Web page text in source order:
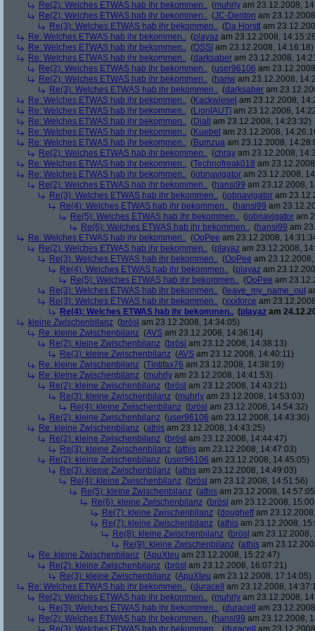
Re(2): Welches ETWAS hab ihr bekommen.. (muhrly am 23.12.2008,
Re(2): Welches ETWAS hab ihr bekommen.. (JC-Denton am
Re(3): Welches ETWAS hab ihr bekommen.. (Da Horstl am
Re: Welches ETWAS hab ihr bekommen.. (playaz am 23.12.2008,
Re: Welches ETWAS hab ihr bekommen.. (OSSI am 23.12.2008, 14:16:18)
Re: Welches ETWAS hab ihr bekommen.. (darksaber am 23.12.2008,
Re(2): Welches ETWAS hab ihr bekommen.. (user96106 am
Re(2): Welches ETWAS hab ihr bekommen.. (hariw am 23.12.2008,
Re(3): Welches ETWAS hab ihr bekommen.. (darksaber am
Re: Welches ETWAS hab ihr bekommen.. (Kackwiesel am 23.12.2008,
Re: Welches ETWAS hab ihr bekommen.. (Lion[AUT] am 23.12.2008,
Re: Welches ETWAS hab ihr bekommen.. (Diall
am 23.12.2008, 14:23:32)
Re: Welches ETWAS hab ihr bekommen.. (Kuebel am 23.12.2008,
Re: Welches ETWAS hab ihr bekommen.. (Bumzua am 23.12.2008,
Re(2): Welches ETWAS hab ihr bekommen.. (chray am 23.12.2008,
Re: Welches ETWAS hab ihr bekommen.. (Technofreak018 am
Re: Welches ETWAS hab ihr bekommen.. (jobnavigator am 23.12.2008,
Re(2): Welches ETWAS hab ihr bekommen.. (hansi99 am 23.12.2008,
Re(3): Welches ETWAS hab ihr bekommen.. (jobnavigator am
Re(4): Welches ETWAS hab ihr bekommen.. (hansi99 am
Re(5): Welches ETWAS hab ihr bekommen.. (jobnavigator am
Re(6): Welches ETWAS hab ihr bekommen.. (hansi99 am
Re: Welches ETWAS hab ihr bekommen.. (OoPee am 23.12.2008,
Re(2): Welches ETWAS hab ihr bekommen.. (playaz am 23.12.2008,
Re(3): Welches ETWAS hab ihr bekommen.. (OoPee am
Re(4): Welches ETWAS hab ihr bekommen.. (playaz am
Re(5): Welches ETWAS hab ihr bekommen.. (OoPee am
Re(3): Welches ETWAS hab ihr bekommen.. ( leave_my_name_out
Re(3): Welches ETWAS hab ihr bekommen.. (xxxforce am
Re(4): Welches ETWAS hab ihr bekommen.. (playaz am
kleine Zwischenbilanz (brösl am 23.12.2008, 14:34:05)
Re: kleine Zwischenbilanz (AVS am 23.12.2008, 14:36:14)
Re(2): kleine Zwischenbilanz (brösl am 23.12.2008, 14:38:13)
Re(3): kleine Zwischenbilanz (AVS am 23.12.2008, 14:40:11)
Re: kleine Zwischenbilanz (Tintifax76 am 23.12.2008, 14:38:19)
Re: kleine Zwischenbilanz (muhrly am 23.12.2008, 14:41:53)
Re(2): kleine Zwischenbilanz (brösl am 23.12.2008, 14:43:21)
Re(3): kleine Zwischenbilanz (muhrly am 23.12.2008, 14:53:03)
Re(4): kleine Zwischenbilanz (brösl am 23.12.2008, 14:54:32)
Re(2): kleine Zwischenbilanz (user96106 am 23.12.2008, 14:43:30)
Re: kleine Zwischenbilanz (athis am 23.12.2008, 14:43:25)
Re(2): kleine Zwischenbilanz (brösl am 23.12.2008, 14:44:47)
Re(3): kleine Zwischenbilanz (athis am 23.12.2008, 14:47:03)
Re(2): kleine Zwischenbilanz (user96106 am 23.12.2008, 14:45:05)
Re(3): kleine Zwischenbilanz (athis am 23.12.2008, 14:49:03)
Re(4): kleine Zwischenbilanz (brösl am 23.12.2008, 14:51:56)
Re(5): kleine Zwischenbilanz (athis am 23.12.2008,
Re(6): kleine Zwischenbilanz (brösl am 23.12.2008,
Re(7): kleine Zwischenbilanz (dougheffam
Re(7): kleine Zwischenbilanz (athis am 23.12.2008,
Re(8): kleine Zwischenbilanz (brösl am 23.12.2008,
Re(9): kleine Zwischenbilanz (athis am
Re: kleine Zwischenbilanz (ApuXteu am 23.12.2008, 15:22:47)
Re(2): kleine Zwischenbilanz (brösl am 23.12.2008, 16:07:21)
Re(3): kleine Zwischenbilanz (ApuXteu am 23.12.2008, 17:14:05)
Re: Welches ETWAS hab ihr bekommen.. (duracell
am 23.12.2008,
Re(2): Welches ETWAS hab ihr bekommen.. (muhrly am 23.12.2008,
Re(3): Welches ETWAS hab ihr bekommen.. (duracell
am
Re(2): Welches ETWAS hab ihr bekommen.. (hansi99 am 23.12.2008,
Re(3): Welches ETWAS hab ihr bekommen.. (duracell
am